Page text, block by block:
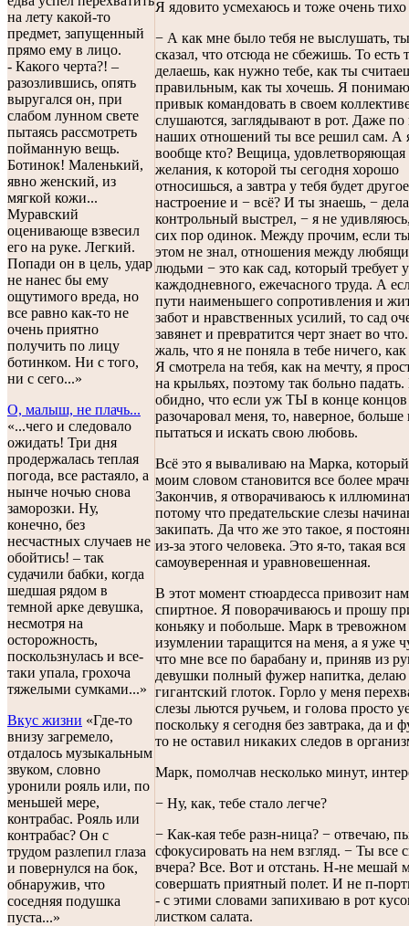
на лету какой-то
предмет, запущенный
прямо ему в лицо.
- Какого черта?! –
разозлившись, опять
выругался он, при
слабом лунном свете
пытаясь рассмотреть
пойманную вещь.
Ботинок! Маленький,
явно женский, из
мягкой кожи...
Муравский
оценивающе взвесил
его на руке. Легкий.
Попади он в цель, удар
не нанес бы ему
ощутимого вреда, но
все равно как-то не
очень приятно
получить по лицу
ботинком. Ни с того,
ни с сего...»
О, малыш, не плачь...
«...чего и следовало
ожидать! Три дня
продержалась теплая
погода, все растаяло, а
нынче ночью снова
заморозки. Ну,
конечно, без
несчастных случаев не
обойтись! – так
судачили бабки, когда
шедшая рядом в
темной арке девушка,
несмотря на
осторожность,
поскользнулась и все-
таки упала, грохоча
тяжелыми сумками...»
Вкус жизни «Где-то
внизу загремело,
отдалось музыкальным
звуком, словно
уронили рояль или, по
меньшей мере,
контрабас. Рояль или
контрабас? Он с
трудом разлепил глаза
и повернулся на бок,
обнаружив, что
соседняя подушка
пуста...»
Я ядовито усмехаюсь и тоже очень
− А как мне было тебя не выслушать,
сказал, что отсюда не сбежишь. То есть
делаешь, как нужно тебе, как ты
правильным, как ты хочешь. Я
привык командовать в своем
слушаются, заглядывают в рот. Даже по
наших отношений ты все решил сам. А
вообще кто? Вещица, удовлетворяющая
желания, к которой ты сегодня хорошо
относишься, а завтра у тебя будет другое
настроение и − всё? И ты знаешь, −
контрольный выстрел, − я не
сих пор одинок. Между прочим, если
этом не знал, отношения между
людьми − это как сад, который требует
каждодневного, ежечасного труда. А
пути наименьшего сопротивления и
забот и нравственных усилий, то сад
завянет и превратится черт знает во
жаль, что я не поняла в тебе ничего, как
Я смотрела на тебя, как на мечту, я
на крыльях, поэтому так больно
обидно, что если уж ТЫ в конце концов
разочаровал меня, то, наверное,
пытаться и искать свою любовь.
Всё это я вываливаю на Марка,
моим словом становится все более
Закончив, я отворачиваюсь к
потому что предательские слезы
закипать. Да что же это такое, я
из-за этого человека. Это я-то, такая вся
самоуверенная и уравновешенная.
В этот момент стюардесса привозит
спиртное. Я поворачиваюсь и прошу
коньяку и побольше. Марк в тревожном
изумлении таращится на меня, а я уже
что мне все по барабану и, приняв из
девушки полный фужер напитка, делаю
гигантский глоток. Горло у меня
слезы льются ручьем, и голова просто
поскольку я сегодня без завтрака, да и
то не оставил никаких следов в
Марк, помолчав несколько минут,
− Ну, как, тебе стало легче?
− Как-кая тебе разн-ница? − отвечаю,
сфокусировать на нем взгляд. − Ты все
вчера? Все. Вот и отстань. Н-не мешай
совершать приятный полет. И не п-
- с этими словами запихиваю в рот
листком салата.